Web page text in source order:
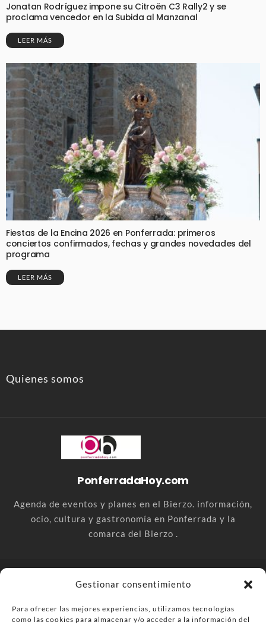
Gestionar consentimiento
Para ofrecer las mejores experiencias, utilizamos tecnologías
como las cookies para almacenar y/o acceder a la información del
Jonatan Rodríguez impone su Citroën C3 Rally2 y se
proclama vencedor en la Subida al Manzanal
LEER MÁS
Fiestas de la Encina 2026 en Ponferrada: primeros
conciertos confirmados, fechas y grandes novedades del
programa
LEER MÁS
Quienes somos
PonferradaHoy.com
Agenda de eventos y planes en el Bierzo. información,
ocio, cultura y gastronomía en Ponferrada y la
comarca del Bierzo .
Anúnciate Más información sobre las cookies